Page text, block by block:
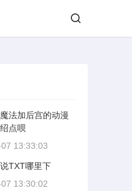
法加后宫的动漫
点呗
13:33:03
TXT哪里下
13:30:02